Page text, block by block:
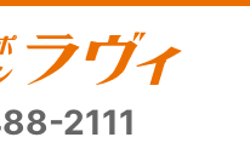
2111